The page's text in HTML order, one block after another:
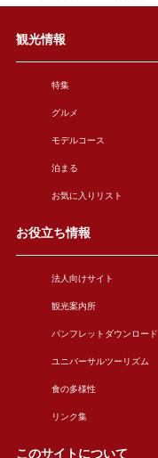
観光情報
特集
グルメ
モデルコース
泊まる
お気に入りリスト
お役立ち情報
法人向けサイト
観光案内所
パンフレットダウンロード
ユニバーサルツーリズム
食の多様性
リンク集
このサイトについて